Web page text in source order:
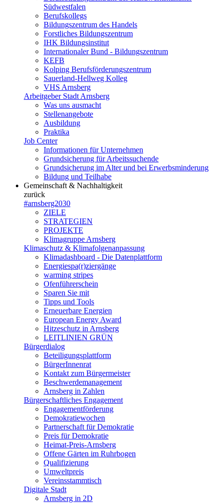
Südwestfalen
Berufskollegs
Bildungszentrum des Handels
Forstliches Bildungszentrum
IHK Bildungsinstitut
Internationaler Bund - Bildungszentrum
KEFB
Kolping Berufsförderungszentrum
Sauerland-Hellweg Kolleg
VHS Arnsberg
Arbeitgeber Stadt Arnsberg
Was uns ausmacht
Stellenangebote
Ausbildung
Praktika
Job Center
Informationen für Unternehmen
Grundsicherung für Arbeitssuchende
Grundsicherung im Alter und bei Erwerbsminderung
Bildung und Teilhabe
Gemeinschaft & Nachhaltigkeit
zurück
#arnsberg2030
ZIELE
STRATEGIEN
PROJEKTE
Klimagruppe Arnsberg
Klimaschutz & Klimafolgenanpassung
Klimadashboard - Die Datenplattform
Energiespa(r)ziergänge
warming stripes
Ofenführerschein
Sparen Sie mit
Tipps und Tools
Erneuerbare Energien
European Energy Award
Hitzeschutz in Arnsberg
LEITLINIEN GRÜN
Bürgerdialog
Beteiligungsplattform
BürgerInnenrat
Kontakt zum Bürgermeister
Beschwerdemanagement
Arnsberg in Zahlen
Bürgerschaftliches Engagement
Engagementförderung
Demokratiewochen
Partnerschaft für Demokratie
Preis für Demokratie
Heimat-Preis-Arnsberg
Offene Gärten im Ruhrbogen
Qualifizierung
Umweltpreis
Vereinsstammtisch
Digitale Stadt
Arnsberg in 2D